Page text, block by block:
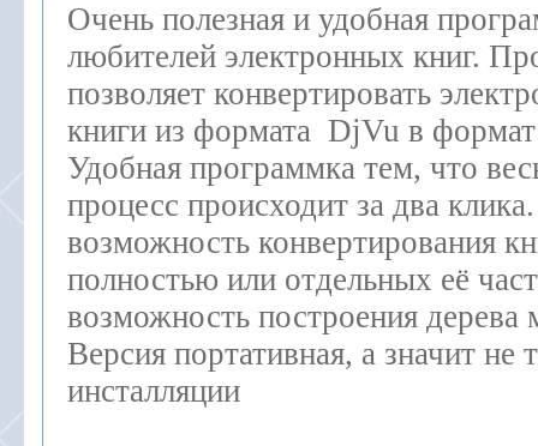
Очень полезная и удобная
любителей электронных книг.
позволяет конвертировать
книги из формата DjVu в
Удобная программка тем, что
процесс происходит за два
возможность конвертирования
полностью или отдельных её
возможность построения дерева
Версия портативная, а значит не
инсталляции